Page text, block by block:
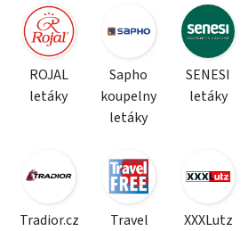
ROJAL
letáky
Sapho
koupelny
letáky
SENESI
letáky
Tradior.cz
Travel
XXXLutz